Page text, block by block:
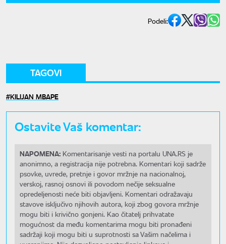
Podeli:
TAGOVI
KILIJAN MBAPE
Ostavite Vaš komentar:
NAPOMENA: Komentarisanje vesti na portalu UNA.RS je
anonimno, a registracija nije potrebna. Komentari koji sadrže
psovke, uvrede, pretnje i govor mržnje na nacionalnoj,
verskoj, rasnoj osnovi ili povodom nečije seksualne
opredeljenosti neće biti objavljeni. Komentari odražavaju
stavove isključivo njihovih autora, koji zbog govora mržnje
mogu biti i krivično gonjeni. Kao čitatelj prihvatate
mogućnost da među komentarima mogu biti pronađeni
sadržaji koji mogu biti u suprotnosti sa Vašim načelima i